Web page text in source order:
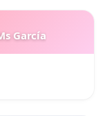
García